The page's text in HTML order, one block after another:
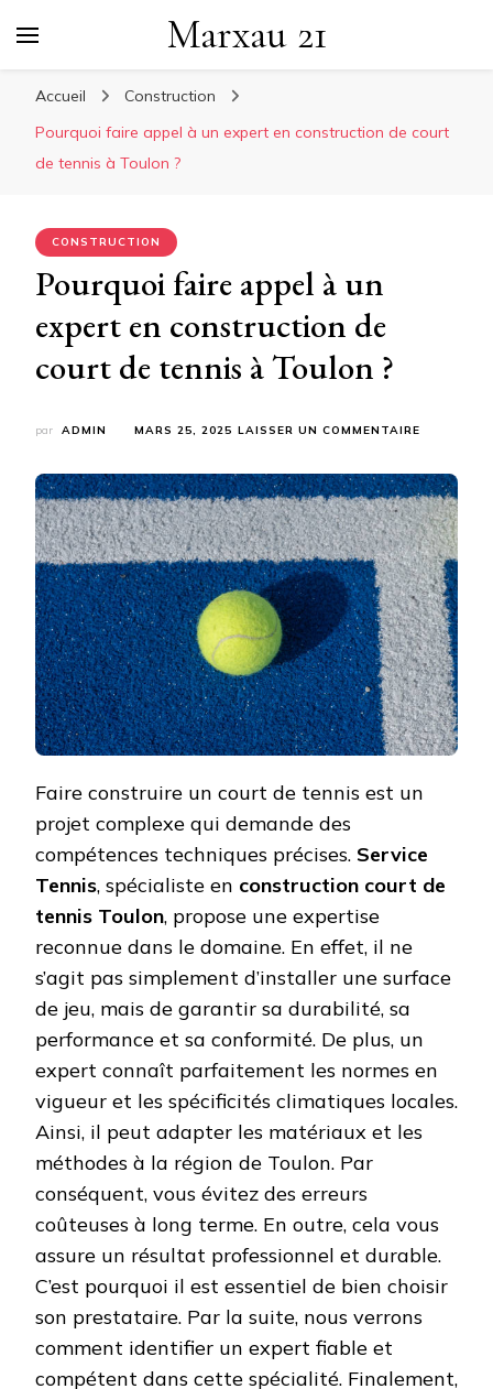
Marxau 21
Accueil
Construction
Pourquoi faire appel à un expert en construction de court
de tennis à Toulon ?
CONSTRUCTION
Pourquoi faire appel à un
expert en construction de
court de tennis à Toulon ?
par ADMIN MARS 25, 2025 LAISSER UN COMMENTAIRE
APPEL
À
UN
EXPERT
EN
DE
COURT
DE
TENNIS
À
TOULON
?
Faire construire un court de tennis est un
projet complexe qui demande des
compétences techniques précises. Service
Tennis, spécialiste en construction court de
tennis Toulon, propose une expertise
reconnue dans le domaine. En effet, il ne
s’agit pas simplement d’installer une surface
de jeu, mais de garantir sa durabilité, sa
performance et sa conformité. De plus, un
expert connaît parfaitement les normes en
vigueur et les spécificités climatiques locales.
Ainsi, il peut adapter les matériaux et les
méthodes à la région de Toulon. Par
conséquent, vous évitez des erreurs
coûteuses à long terme. En outre, cela vous
assure un résultat professionnel et durable.
C’est pourquoi il est essentiel de bien choisir
son prestataire. Par la suite, nous verrons
comment identifier un expert fiable et
compétent dans cette spécialité. Finalement,